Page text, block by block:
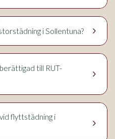
keyboard_arrow_right
i Sollentuna?
keyboard_arrow_right
berättigad till RUT-
keyboard_arrow_right
flyttstädning i